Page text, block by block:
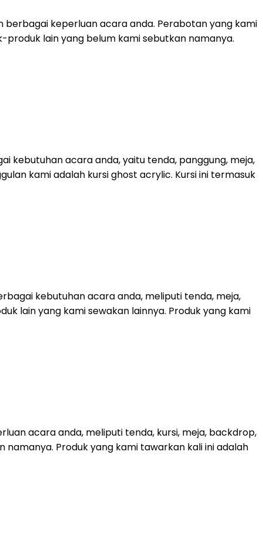
keperluan acara anda. Perabotan yang kami
produk lain yang belum kami sebutkan namanya.
kebutuhan acara anda, yaitu tenda, panggung, meja,
kami adalah kursi ghost acrylic. Kursi ini termasuk
kebutuhan acara anda, meliputi tenda, meja,
lain yang kami sewakan lainnya. Produk yang kami
acara anda, meliputi tenda, kursi, meja, backdrop,
Produk yang kami tawarkan kali ini adalah